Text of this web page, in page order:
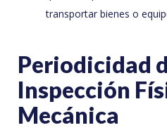
transportar bienes o
Periodicidad
Inspección
Mecánica